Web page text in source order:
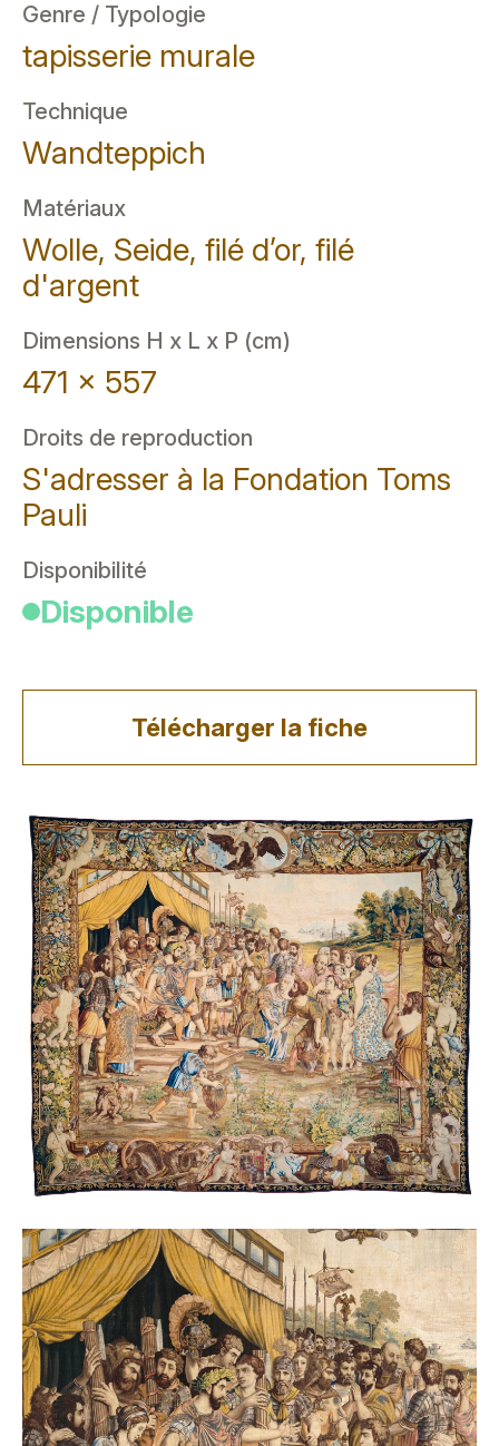
Genre / Typologie
tapisserie murale
Technique
Wandteppich
Matériaux
Wolle, Seide, filé d’or, filé
d'argent
Dimensions H x L x P (cm)
471 x 557
Droits de reproduction
S'adresser à la Fondation Toms
Pauli
Disponibilité
Disponible
Télécharger la fiche